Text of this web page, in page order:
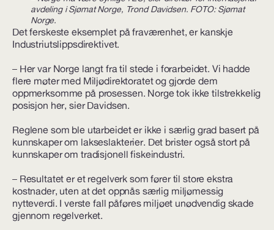
avdeling i Sjømat Norge, Trond Davidsen. FOTO: Sjømat
Norge.
Det ferskeste eksemplet på fraværenhet, er kanskje
Industriutslippsdirektivet.
– Her var Norge langt fra til stede i forarbeidet. Vi hadde
flere møter med Miljødirektoratet og gjorde dem
oppmerksomme på prosessen. Norge tok ikke tilstrekkelig
posisjon her, sier Davidsen.
Reglene som ble utarbeidet er ikke i særlig grad basert på
kunnskaper om lakseslakterier. Det brister også stort på
kunnskaper om tradisjonell fiskeindustri.
– Resultatet er et regelverk som fører til store ekstra
kostnader, uten at det oppnås særlig miljømessig
nytteverdi. I verste fall påføres miljøet unødvendig skade
gjennom regelverket.